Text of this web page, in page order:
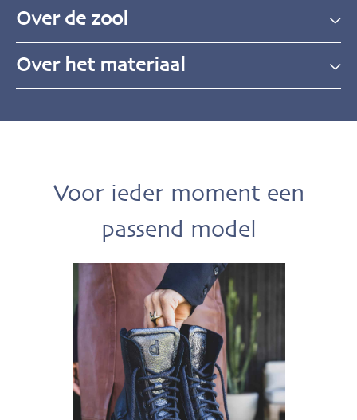
Over de zool
Over het materiaal
Voor ieder moment een
passend model